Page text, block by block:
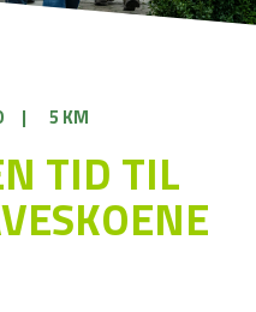
| 5 KM
TID TIL